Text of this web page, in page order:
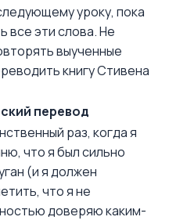
уроку, пока
все эти слова. Не
выученные
книгу Стивена
перевод
раз, когда я
что я был сильно
(и я должен
что я не
доверяю каким-